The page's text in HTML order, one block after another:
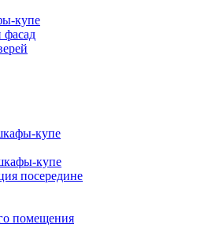
купе
фасад
купе
купе
посередине
помещения